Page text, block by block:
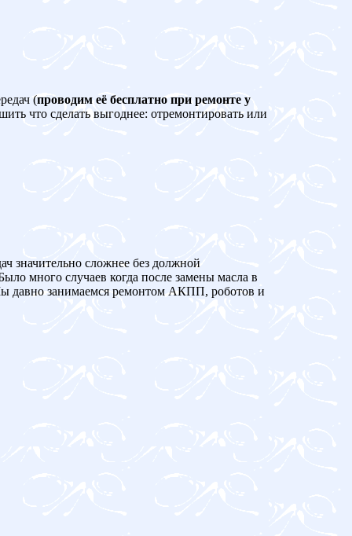
(проводим её бесплатно при ремонте у
что сделать выгоднее: отремонтировать или
значительно сложнее без должной
много случаев когда после замены масла в
занимаемся ремонтом АКПП, роботов и